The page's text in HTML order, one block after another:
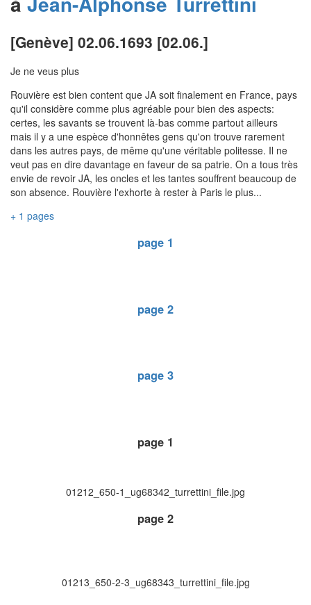
[Genève] 02.06.1693 [02.06.]
Je ne veus plus
Rouvière est bien content que JA soit finalement en France, pays
qu'il considère comme plus agréable pour bien des aspects:
certes, les savants se trouvent là-bas comme partout ailleurs
mais il y a une espèce d'honnêtes gens qu'on trouve rarement
dans les autres pays, de même qu'une véritable politesse. Il ne
veut pas en dire davantage en faveur de sa patrie. On a tous très
envie de revoir JA, les oncles et les tantes souffrent beaucoup de
son absence. Rouvière l'exhorte à rester à Paris le plus...
+ 1 pages
page 1
page 2
page 3
page 1
01212_650-1_ug68342_turrettini_file.jpg
page 2
01213_650-2-3_ug68343_turrettini_file.jpg